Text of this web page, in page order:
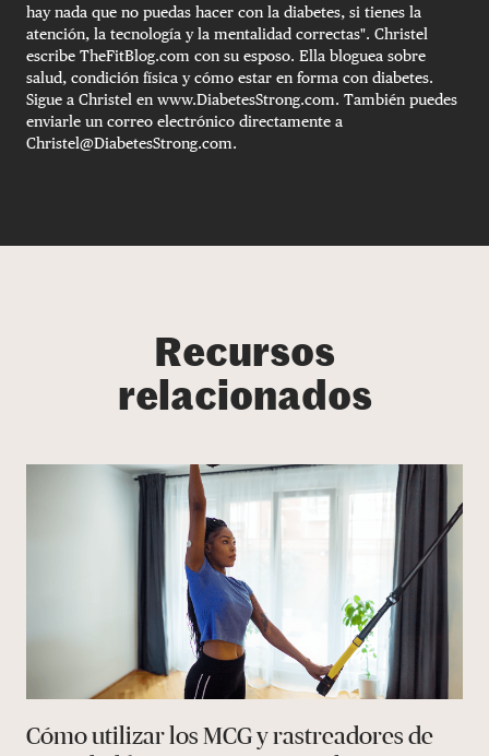
hay nada que no puedas hacer con la diabetes, si tienes la
atención, la tecnología y la mentalidad correctas". Christel
escribe TheFitBlog.com con su esposo. Ella bloguea sobre
salud, condición física y cómo estar en forma con diabetes.
Sigue a Christel en www.DiabetesStrong.com. También puedes
enviarle un correo electrónico directamente a
Christel@DiabetesStrong.com.
Recursos
relacionados
Cómo utilizar los MCG y rastreadores de